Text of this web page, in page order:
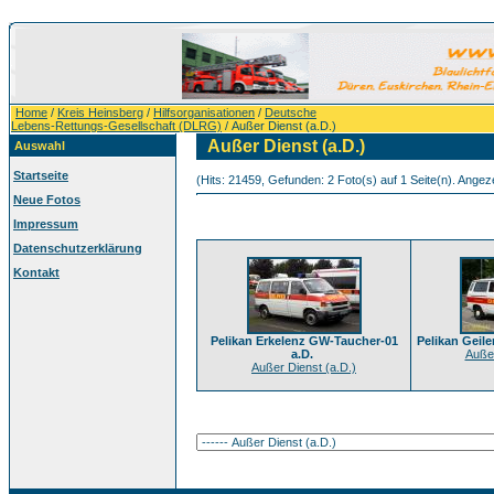
Home / Kreis Heinsberg / Hilfsorganisationen / Deutsche
Lebens-Rettungs-Gesellschaft (DLRG) / Außer Dienst (a.D.)
Auswahl
Startseite
Neue Fotos
Impressum
Datenschutzerklärung
Kontakt
Außer Dienst (a.D.)
(Hits: 21459, Gefunden: 2 Foto(s) auf 1 Seite(n).
Pelikan Erkelenz GW-Taucher-01
a.D.
Außer Dienst (a.D.)
Pelikan